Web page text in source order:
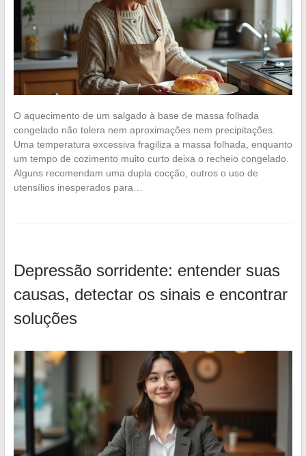
O aquecimento de um salgado à base de massa folhada
congelado não tolera nem aproximações nem precipitações.
Uma temperatura excessiva fragiliza a massa folhada, enquanto
um tempo de cozimento muito curto deixa o recheio congelado.
Alguns recomendam uma dupla cocção, outros o uso de
utensílios inesperados para…
Depressão sorridente: entender suas
causas, detectar os sinais e encontrar
soluções